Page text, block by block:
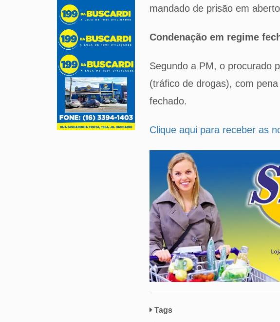
mandado de prisão em
Condenação em regime
Segundo a PM, o procurado
(tráfico de drogas), com
fechado.
Clique aqui para receber as
Tags